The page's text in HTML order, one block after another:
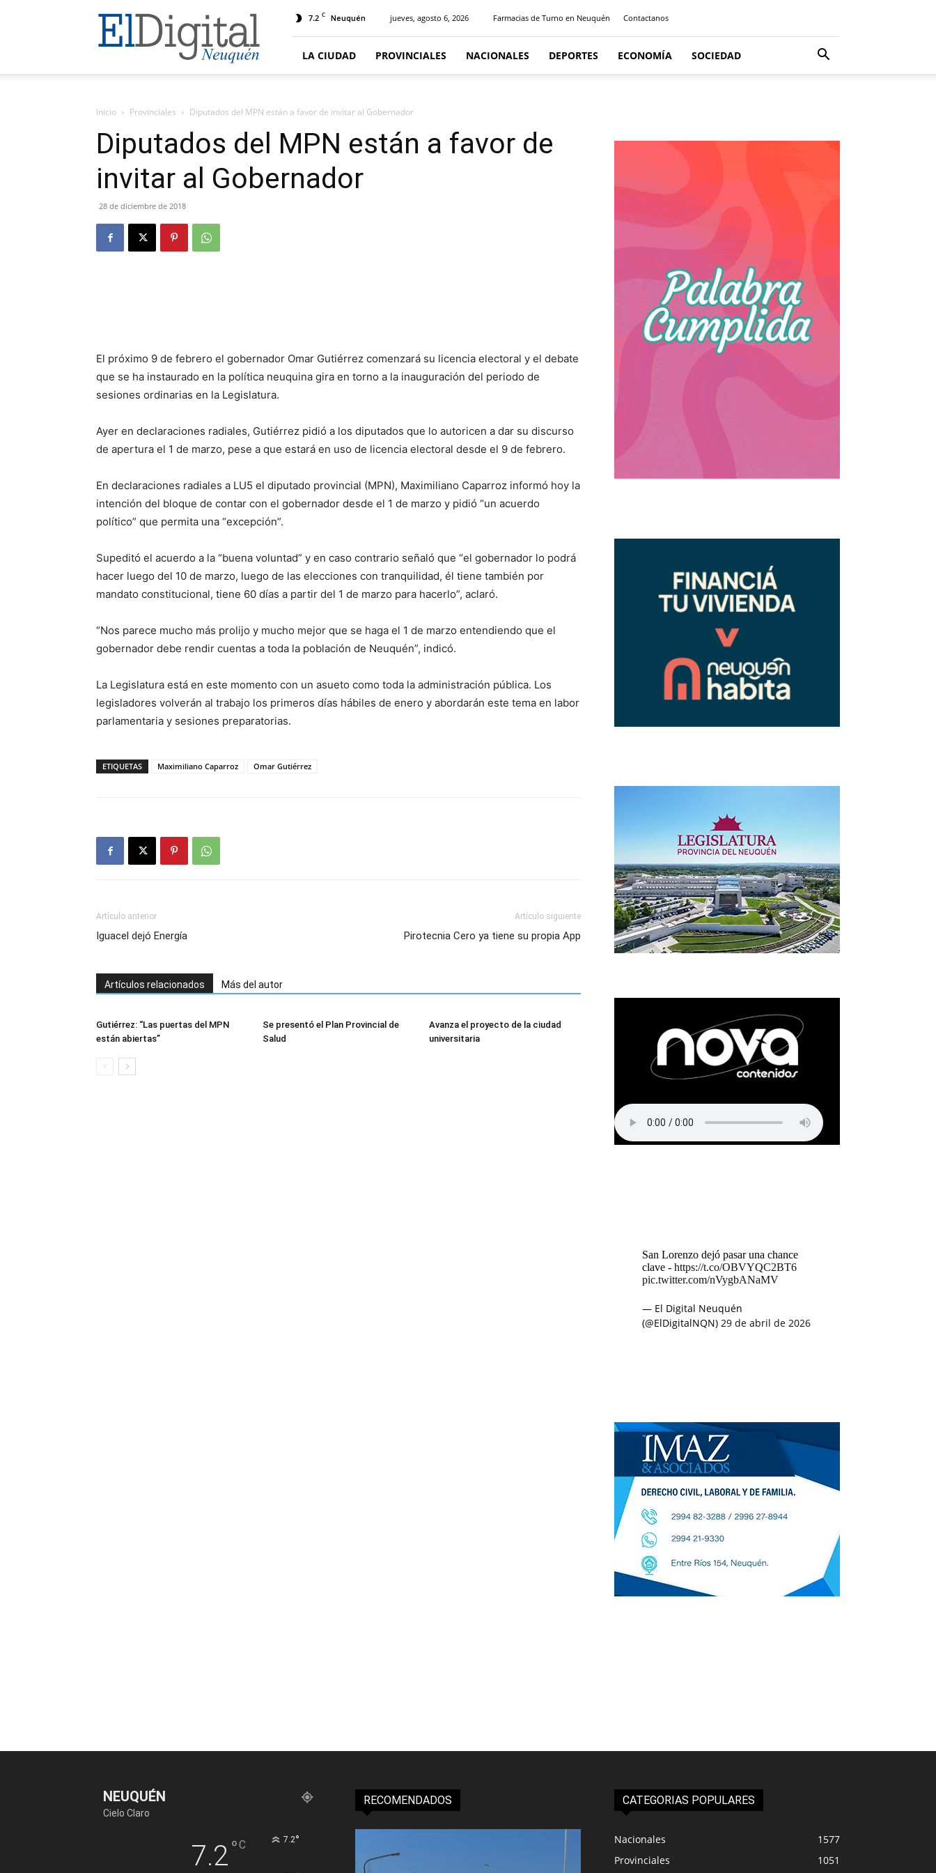
El
Digital
Neuquen
7.2 C Neuquén jueves, agosto 6, 2026 Farmacias de Turno en Neuquén Contactanos
LA CIUDAD PROVINCIALES NACIONALES DEPORTES ECONOMÍA SOCIEDAD
Inicio Provinciales Diputados del MPN están a favor de invitar al Gobernador
Diputados del MPN están a favor de
invitar al Gobernador
28 de diciembre de 2018
El próximo 9 de febrero el gobernador Omar Gutiérrez comenzará su licencia electoral y el debate
que se ha instaurado en la política neuquina gira en torno a la inauguración del periodo de
sesiones ordinarias en la Legislatura.
Ayer en declaraciones radiales, Gutiérrez pidió a los diputados que lo autoricen a dar su discurso
de apertura el 1 de marzo, pese a que estará en uso de licencia electoral desde el 9 de febrero.
En declaraciones radiales a LU5 el diputado provincial (MPN), Maximiliano Caparroz informó hoy la
intención del bloque de contar con el gobernador desde el 1 de marzo y pidió “un acuerdo
político” que permita una “excepción”.
Supeditó el acuerdo a la “buena voluntad” y en caso contrario señaló que “el gobernador lo podrá
hacer luego del 10 de marzo, luego de las elecciones con tranquilidad, él tiene también por
mandato constitucional, tiene 60 días a partir del 1 de marzo para hacerlo”, aclaró.
“Nos parece mucho más prolijo y mucho mejor que se haga el 1 de marzo entendiendo que el
gobernador debe rendir cuentas a toda la población de Neuquén”, indicó.
La Legislatura está en este momento con un asueto como toda la administración pública. Los
legisladores volverán al trabajo los primeros días hábiles de enero y abordarán este tema en labor
parlamentaria y sesiones preparatorias.
ETIQUETAS Maximiliano Caparroz Omar Gutiérrez
Artículo anterior
Iguacel dejó Energía
Artículo siguiente
Pirotecnia Cero ya tiene su propia App
Artículos relacionados Más del autor
Gutiérrez: “Las puertas del MPN
están abiertas”
Se presentó el Plan Provincial de
Salud
Avanza el proyecto de la ciudad
universitaria
San Lorenzo dejó pasar una chance
clave - https://t.co/OBVYQC2BT6
pic.twitter.com/nVygbANaMV
— El Digital Neuquén
(@ElDigitalNQN) 29 de abril de 2026
NEUQUÉN
Cielo Claro
7.2°C 7.2°
RECOMENDADOS CATEGORIAS POPULARES
Nacionales
1577
Provinciales
1051